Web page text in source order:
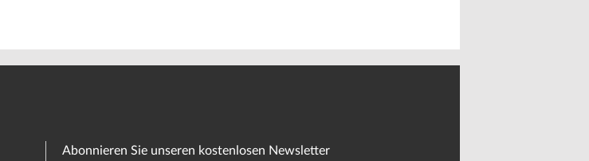
Abonnieren Sie unseren kostenlosen Newsletter